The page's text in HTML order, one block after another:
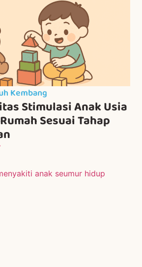
Kembang
Stimulasi Anak Usia
Sesuai Tahap